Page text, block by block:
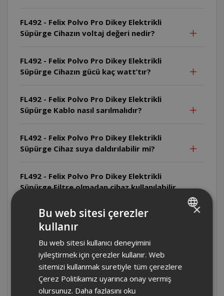
FL492 - Felix Polvo Pro Dikey Elektrikli
Süpürge Cihazın voltaj değeri nedir?
FL492 - Felix Polvo Pro Dikey Elektrikli
Süpürge Cihazın gücü kaç watt’tır?
FL492 - Felix Polvo Pro Dikey Elektrikli
Süpürge Kablo nasıl sarılmalıdır?
FL492 - Felix Polvo Pro Dikey Elektrikli
Süpürge Cihaz suya daldırılabilir mi?
FL492 - Felix Polvo Pro Dikey Elektrikli
Süpürge Filtre olmadan cihaz kullanılabilir
FL492 - Felix Polvo Pro Dikey Elektrikli
FL492 - Felix Polvo Pro Dikey Elektrikli
Süpürge Cihazla sıvı çekilebilir mi?
×
Bu web sitesi çerezler
kullanır
Bu web sitesi kullanıcı deneyimini
iyileştirmek için çerezler kullanır. Web
sitemizi kullanmak suretiyle tüm çerezlere
Çerez Politikamız uyarınca onay vermiş
olursunuz. Daha fazlasını oku